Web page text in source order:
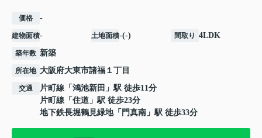
価格 -
建物面積- 土地面積-(-) 間取り 4LDK
築年数 新築
所在地 大阪府大東市諸福 １丁目
交通 片町線 「 鴻池新田 」駅 徒歩11分
片町線 「 住道 」駅 徒歩23分
地下鉄長堀鶴見緑地「 門真南 」駅 徒歩33分